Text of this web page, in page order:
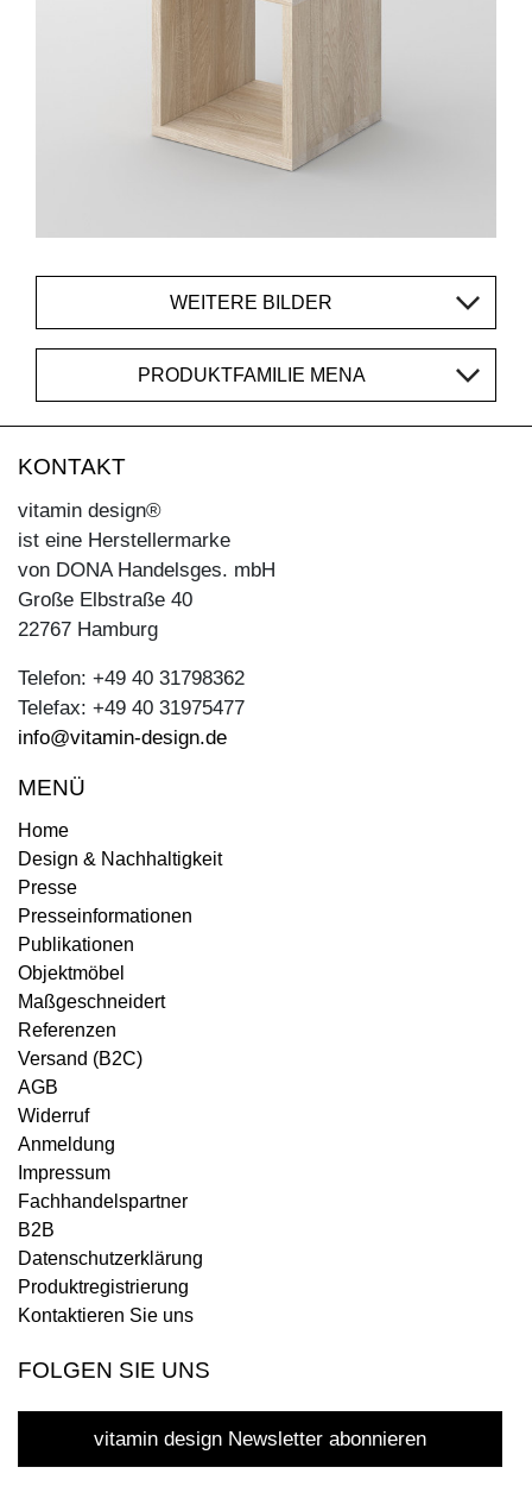
WEITERE BILDER
PRODUKTFAMILIE MENA
KONTAKT
vitamin design®
ist eine Herstellermarke
von DONA Handelsges. mbH
Große Elbstraße 40
22767 Hamburg
Telefon: +49 40 31798362
Telefax: +49 40 31975477
info@vitamin-design.de
MENÜ
Home
Design & Nachhaltigkeit
Presse
Presseinformationen
Publikationen
Objektmöbel
Maßgeschneidert
Referenzen
Versand (B2C)
AGB
Widerruf
Anmeldung
Impressum
Fachhandelspartner
B2B
Datenschutzerklärung
Produktregistrierung
Kontaktieren Sie uns
FOLGEN SIE UNS
vitamin design Newsletter abonnieren